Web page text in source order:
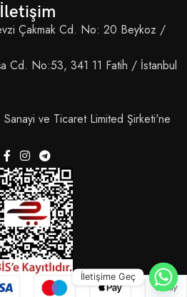
İletişim
Çakmak Cd. No: 20 Beykoz /
Cd. No:53, 341 11 Fatih / İstanbul
ve Ticaret Limited Şirketi'ne
İletişime Geç